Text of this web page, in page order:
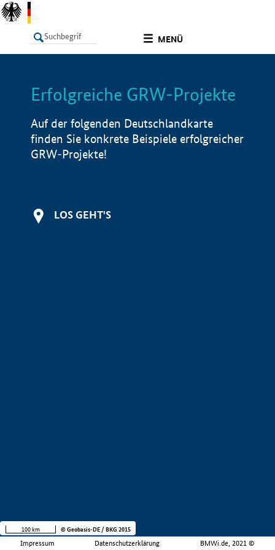
MENÜ
LISTE Info
Erfolgreiche GRW-Projekte
Auf der folgenden Deutschlandkarte
finden Sie konkrete Beispiele erfolgreicher
GRW-Projekte!
LOS GEHT'S
Impressum Datenschutzerklärung BMWi.de, 2021 ©
100 km © Geobasis-DE / BKG 2015